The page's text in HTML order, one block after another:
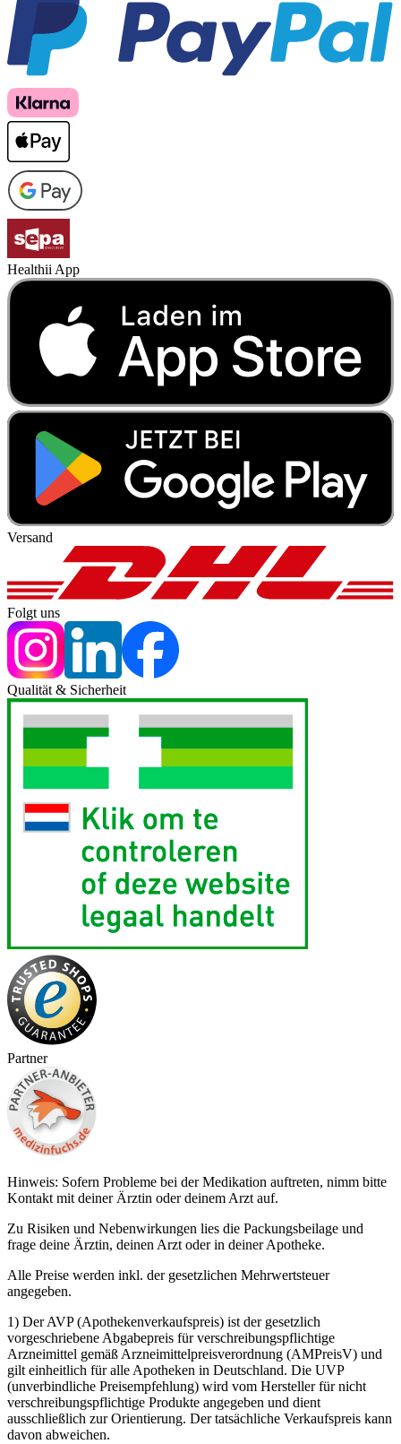
Healthii App
Versand
Folgt uns
Qualität & Sicherheit
Partner
Hinweis: Sofern Probleme bei der Medikation auftreten, nimm bitte
Kontakt mit deiner Ärztin oder deinem Arzt auf.
Zu Risiken und Nebenwirkungen lies die Packungsbeilage und
frage deine Ärztin, deinen Arzt oder in deiner Apotheke.
Alle Preise werden inkl. der gesetzlichen Mehrwertsteuer
angegeben.
1) Der AVP (Apothekenverkaufspreis) ist der gesetzlich
vorgeschriebene Abgabepreis für verschreibungspflichtige
Arzneimittel gemäß Arzneimittelpreisverordnung (AMPreisV) und
gilt einheitlich für alle Apotheken in Deutschland. Die UVP
(unverbindliche Preisempfehlung) wird vom Hersteller für nicht
verschreibungspflichtige Produkte angegeben und dient
ausschließlich zur Orientierung. Der tatsächliche Verkaufspreis kann
davon abweichen.